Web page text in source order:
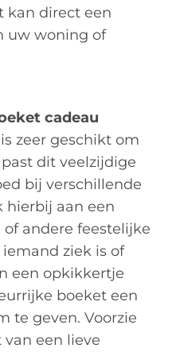
kan direct een
uw woning of
cadeau
zeer geschikt om
dit veelzijdige
bij verschillende
hierbij aan een
andere feestelijke
ziek is of
een opkikkertje
boeket een
te geven. Voorzie
een lieve